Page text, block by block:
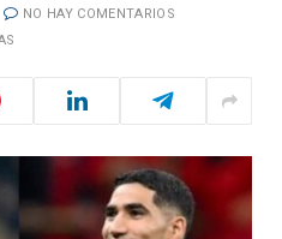
NO HAY COMENTARIOS